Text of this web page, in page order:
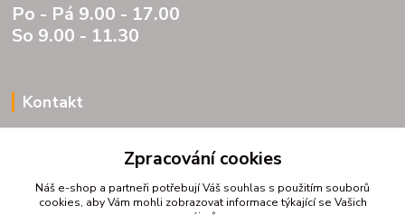
Po - Pá 9.00 - 17.00
So 9.00 - 11.30
Kontakt
DIC CZ07175833
Šarochova 103/18
Zpracování cookies
Náš e-shop a partneři potřebují Váš souhlas s použitím souborů
cookies, aby Vám mohli zobrazovat informace týkající se Vašich